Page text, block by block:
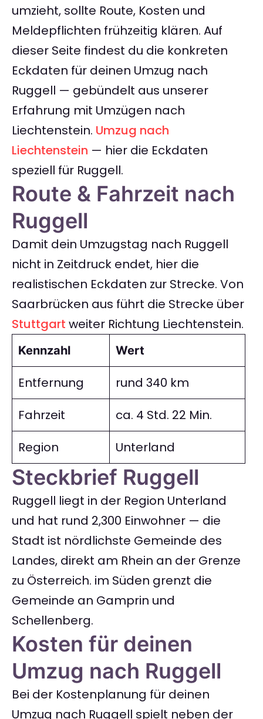
umzieht, sollte Route, Kosten und
Meldepflichten frühzeitig klären. Auf
dieser Seite findest du die konkreten
Eckdaten für deinen Umzug nach
Ruggell — gebündelt aus unserer
Erfahrung mit Umzügen nach
Liechtenstein. Umzug nach
Liechtenstein — hier die Eckdaten
speziell für Ruggell.
Route & Fahrzeit nach
Ruggell
Damit dein Umzugstag nach Ruggell
nicht in Zeitdruck endet, hier die
realistischen Eckdaten zur Strecke. Von
Saarbrücken aus führt die Strecke über
Stuttgart weiter Richtung Liechtenstein.
Kennzahl Wert
Entfernung
rund 340 km
Fahrzeit
ca. 4 Std. 22 Min.
Region
Unterland
Steckbrief Ruggell
Ruggell liegt in der Region Unterland
und hat rund 2,300 Einwohner — die
Stadt ist nördlichste Gemeinde des
Landes, direkt am Rhein an der Grenze
zu Österreich. im Süden grenzt die
Gemeinde an Gamprin und
Schellenberg.
Kosten für deinen
Umzug nach Ruggell
Bei der Kostenplanung für deinen
Umzug nach Ruggell spielt neben der